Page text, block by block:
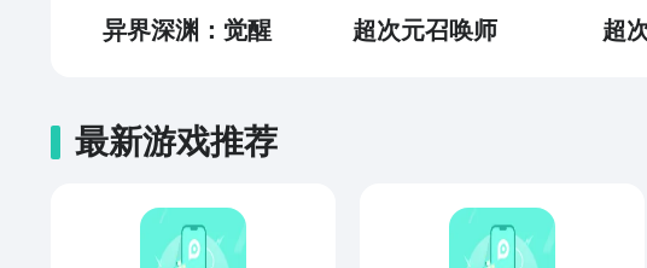
异界深渊：觉醒 超次元召唤师 超
最新游戏推荐